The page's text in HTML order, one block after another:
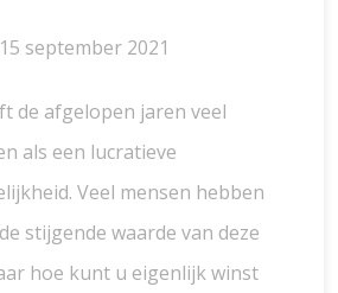
september 2021
de afgelopen jaren veel
als een lucratieve
Veel mensen hebben
stijgende waarde van deze
hoe kunt u eigenlijk winst